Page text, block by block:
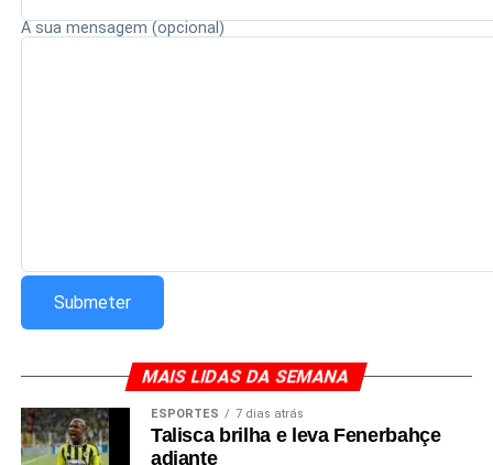
A sua mensagem (opcional)
MAIS LIDAS DA SEMANA
ESPORTES 7 dias atrás
Talisca brilha e leva Fenerbahçe
adiante